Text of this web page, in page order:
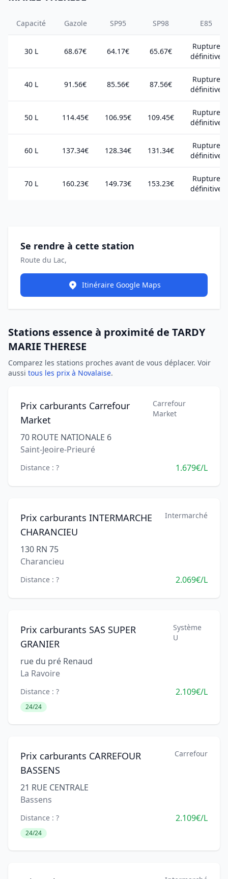
Capacité Gazole SP95 SP98 E85
30 L 68.67€ 64.17€ 65.67€
Rupture
définitive
40 L 91.56€ 85.56€ 87.56€
Rupture
définitive
50 L 114.45€ 106.95€ 109.45€
Rupture
définitive
60 L 137.34€ 128.34€ 131.34€
Rupture
définitive
70 L 160.23€ 149.73€ 153.23€
Rupture
définitive
Se rendre à cette station
Route du Lac,
Itinéraire Google Maps
Stations essence à proximité de TARDY
MARIE THERESE
Comparez les stations proches avant de vous déplacer. Voir
aussi tous les prix à Novalaise.
Prix carburants Carrefour
Market
Carrefour
Market
70 ROUTE NATIONALE 6
Saint-Jeoire-Prieuré
Distance : ? 1.679€/L
Prix carburants INTERMARCHE
CHARANCIEU
Intermarché
130 RN 75
Charancieu
Distance : ? 2.069€/L
Prix carburants SAS SUPER
GRANIER
Système
U
rue du pré Renaud
La Ravoire
Distance : ? 2.109€/L
24/24
Prix carburants CARREFOUR
BASSENS
Carrefour
21 RUE CENTRALE
Bassens
Distance : ? 2.109€/L
24/24